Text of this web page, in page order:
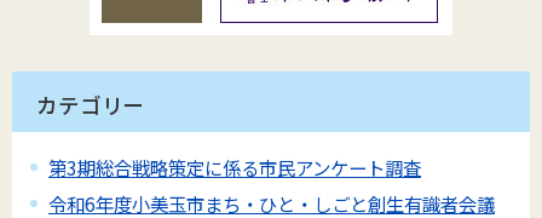
カテゴリー
第3期総合戦略策定に係る市民アンケート調査
令和6年度小美玉市まち・ひと・しごと創生有識者会議